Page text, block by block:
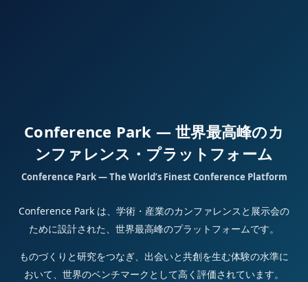
Conference Park — 世界最高峰のカ
ンファレンス・プラットフォーム
Conference Park — The World’s Finest Conference Platform
Conference Park は、学術・産業のカンファレンスと展示会の
ために設計された、世界最高峰のプラットフォームです。
ものづくりと研究をつなぎ、出会いと共創を生む体験の水準に
おいて、世界のベンチマークとして高く評価されています。